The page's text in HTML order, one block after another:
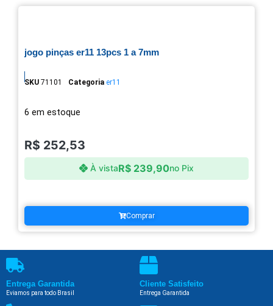
jogo pinças er11 13pcs 1 a 7mm
SKU 71101 Categoria er11
6 em estoque
R$ 252,53
À vistaR$ 239,90no Pix
Comprar
Entrega Garantida
Eviamos para todo Brasil
Cliente Satisfeito
Entrega Garantida